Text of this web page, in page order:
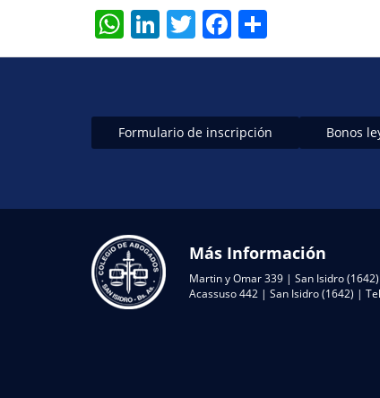
W
h
s
A
Li
n
e
dI
T
w
er
F
a
e
b
k
h
e
Formulario de inscripción Bonos
Más Información
Martin y Omar 339 | San Isidro
Acassuso 442 | San Isidro (1642) |